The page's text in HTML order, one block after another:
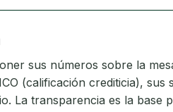
sus números sobre la
(calificación crediticia), sus
La transparencia es la base